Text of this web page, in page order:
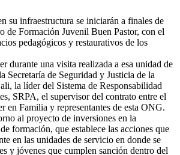
su infraestructura se iniciarán a finales de
de Formación Juvenil Buen Pastor, con el
pedagógicos y restaurativos de los
durante una visita realizada a esa unidad de
Secretaría de Seguridad y Justicia de la
la líder del Sistema de Responsabilidad
SRPA, el supervisor del contrato entre el
en Familia y representantes de esta ONG.
al proyecto de inversiones en la
formación, que establece las acciones que
en las unidades de servicio en donde se
y jóvenes que cumplen sanción dentro del